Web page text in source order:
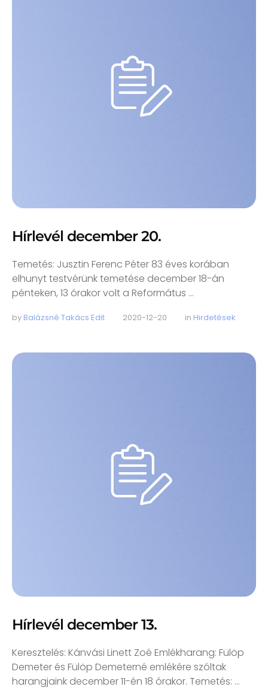
Hírlevél december 20.
Temetés: Jusztin Ferenc Péter 83 éves korában
elhunyt testvérünk temetése december 18-án
pénteken, 13 órakor volt a Református …
by Balázsné Takács Edit 2020-12-20 in Hirdetések
Hírlevél december 13.
Keresztelés: Kánvási Linett Zoé Emlékharang: Fülöp
Demeter és Fülöp Demeterné emlékére szóltak
harangjaink december 11-én 18 órakor. Temetés: …